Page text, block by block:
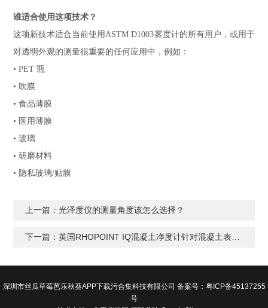
谁适合使用这项技术？
这项新技术适合当前使用ASTM D1003雾度计的所有用户，或用于
对透明外观的测量很重要的任何应用中，例如：
• PET 瓶
• 吹膜
• 食品薄膜
• 医用薄膜
• 玻璃
• 研磨材料
• 隐私玻璃/贴膜
上一篇：光泽度仪的测量角度该怎么选择？
深圳市丝瓜草莓芭乐秋葵APP下载污合集科技有限公司 备案号： 粤ICP备45137255
号